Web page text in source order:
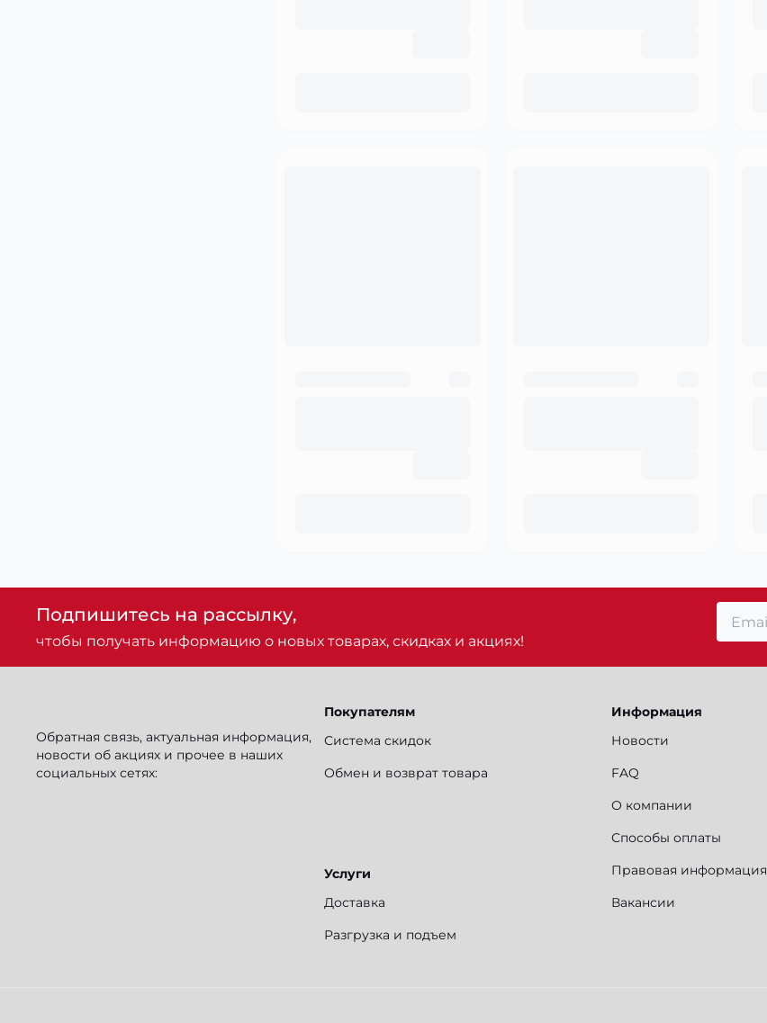
Подпишитесь на рассылку,
чтобы получать информацию о новых товарах, скидках и акциях!
Обратная связь, актуальная информация,
новости об акциях и прочее в наших
социальных сетях:
Покупателям
Система скидок
Обмен и возврат товара
Услуги
Доставка
Разгрузка и подъем
Информация
Новости
FAQ
О компании
Способы оплаты
Правовая информация
Вакансии